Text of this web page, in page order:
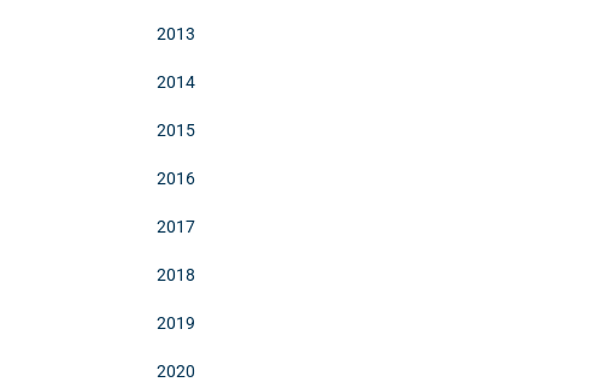
2013
2014
2015
2016
2017
2018
2019
2020